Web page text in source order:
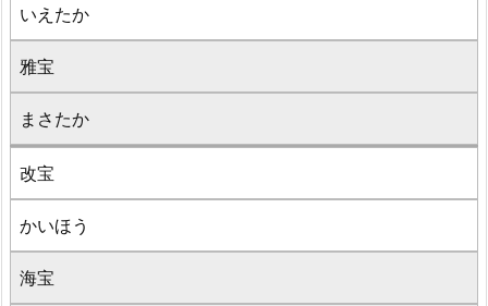
いえたか
雅宝
まさたか
改宝
かいほう
海宝